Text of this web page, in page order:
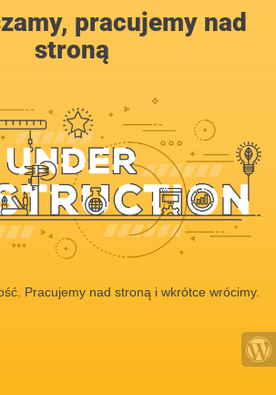
pracujemy nad
stroną
Pracujemy nad stroną i wkrótce wrócimy.